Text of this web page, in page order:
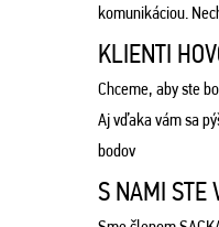
komunikáciou.
KLIENTI
Chceme, aby ste
Aj vďaka vám sa
bodov
S NAMI STE